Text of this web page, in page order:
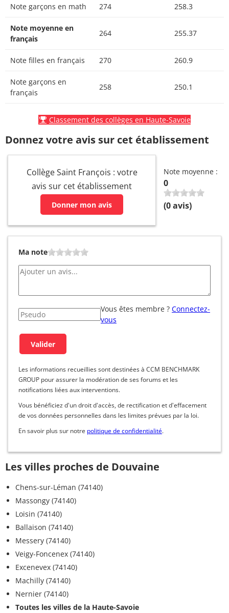
Note garçons en math 274 258.3
Note moyenne en
français
264 255.37
Note filles en français 270 260.9
Note garçons en
français
258 250.1
Classement des collèges en Haute-Savoie
Donnez votre avis sur cet établissement
Collège Saint François : votre
avis sur cet établissement
Donner mon avis
Note moyenne :
0
(0avis)
Ma note
Vous êtes membre ? Connectez-
vous
Les informations recueillies sont destinées à CCM BENCHMARK
GROUP pour assurer la modération de ses forums et les
notifications liées aux interventions.
Vous bénéficiez d'un droit d'accès, de rectification et d'effacement
de vos données personnelles dans les limites prévues par la loi.
En savoir plus sur notre politique de confidentialité.
Les villes proches de Douvaine
Chens-sur-Léman (74140)
Massongy (74140)
Loisin (74140)
Ballaison (74140)
Messery (74140)
Veigy-Foncenex (74140)
Excenevex (74140)
Machilly (74140)
Nernier (74140)
Toutes les villes de la Haute-Savoie